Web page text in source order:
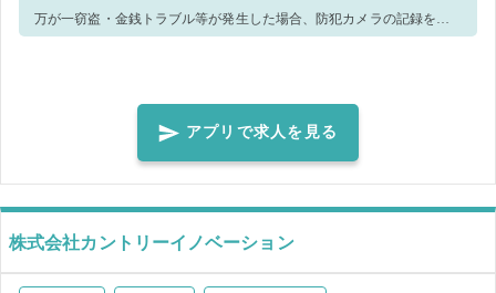
万が一窃盗・金銭トラブル等が発生した場合、防犯カメラの記録を警
アプリで求人を見る
株式会社カントリーイノベーション